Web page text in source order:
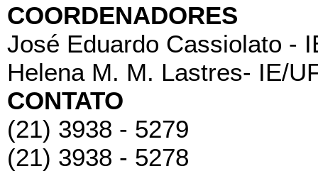
COORDENADORES
José Eduardo Cassiolato -
Helena M. M. Lastres- IE/
CONTATO
(21) 3938 - 5279
(21) 3938 - 5278